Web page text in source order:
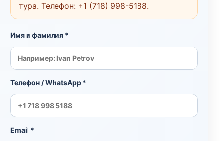
тура. Телефон: +1 (718) 998-5188.
Имя и фамилия *
Телефон / WhatsApp *
Email *